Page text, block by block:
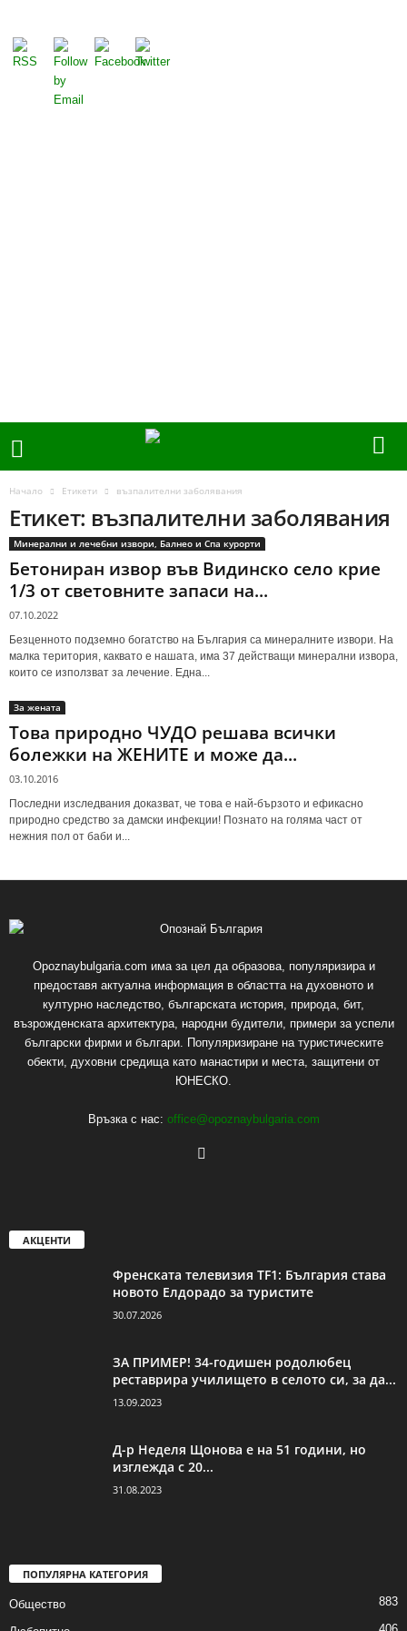
Начало Етикети възпалителни заболявания
Етикет: възпалителни заболявания
Минерални и лечебни извори, Балнео и Спа курорти
Бетониран извор във Видинско село крие
1/3 от световните запаси на...
07.10.2022
Безценното подземно богатство на България са минералните извори. На
малка територия, каквато е нашата, има 37 действащи минерални извора,
които се използват за лечение. Една...
За жената
Това природно ЧУДО решава всички
болежки на ЖЕНИТЕ и може да...
03.10.2016
Последни изследвания доказват, че това е най-бързото и ефикасно
природно средство за дамски инфекции! Познато на голяма част от
нежния пол от баби и...
Opoznaybulgaria.com има за цел да образова, популяризира и
предоставя актуална информация в областта на духовното и
културно наследство, българската история, природа, бит,
възрожденската архитектура, народни будители, примери за успели
български фирми и българи. Популяризиране на туристическите
обекти, духовни средища като манастири и места, защитени от
ЮНЕСКО.
Връзка с нас: office@opoznaybulgaria.com
АКЦЕНТИ
Френската телевизия TF1: България става
новото Елдорадо за туристите
30.07.2026
ЗА ПРИМЕР! 34-годишен родолюбец
реставрира училището в селото си, за да...
13.09.2023
Д-р Неделя Щонова е на 51 години, но
изглежда с 20...
31.08.2023
ПОПУЛЯРНА КАТЕГОРИЯ
Общество 883